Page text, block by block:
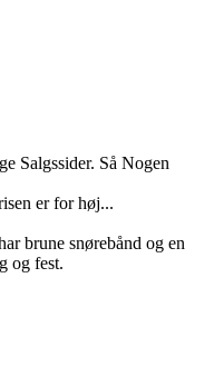
Salgssider. Så Nogen
er for høj...
brune snørebånd og en
og fest.